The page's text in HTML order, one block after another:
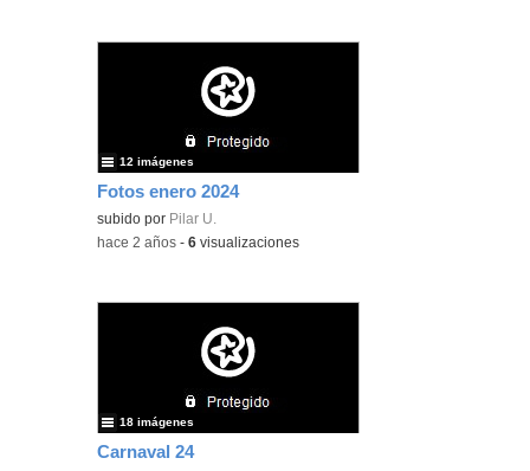
Fotos enero 2024
subido por Pilar U.
12 imágenes
-hace 2 años -6 visualizaciones
Carnaval 24
18 imágenes